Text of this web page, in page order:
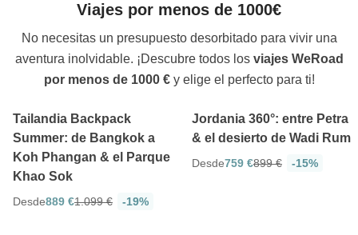
Viajes por menos de 1000€
No necesitas un presupuesto desorbitado para vivir una
aventura inolvidable. ¡Descubre todos los viajes WeRoad
por menos de 1000 €y elige el perfecto para ti!
12 días 4.7
Tailandia Backpack
Summer: de Bangkok a
Koh Phangan & el Parque
Khao Sok
Desde889 €1.099 € -19%
8 días
Jordania 360°: entre Petra
& el desierto de Wadi Rum
Desde759 €899 € -15%